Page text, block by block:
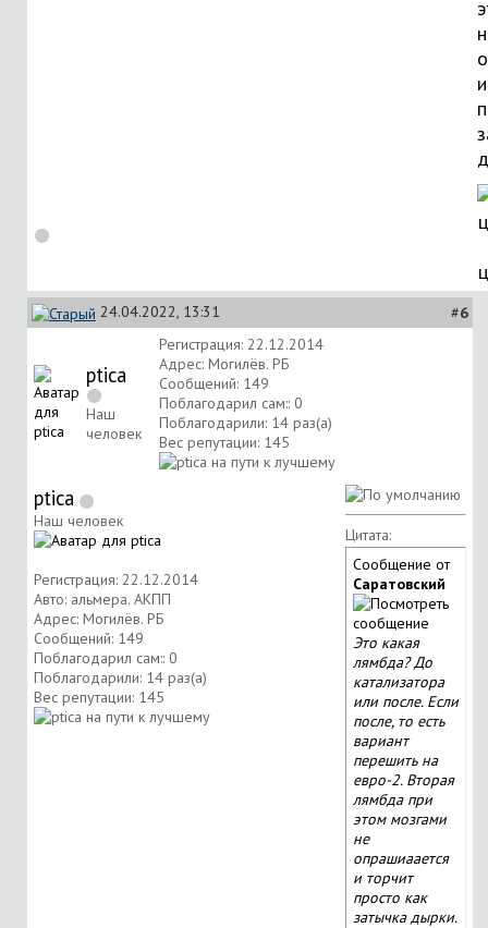
24.04.2022, 13:31 #6
ptica
Наш
человек
Регистрация: 22.12.2014
Адрес: Могилёв. РБ
Сообщений: 149
Поблагодарил сам:: 0
Поблагодарили: 14 раз(а)
Вес репутации: 145
ptica
Наш человек
Регистрация: 22.12.2014
Авто: альмера. АКПП
Адрес: Могилёв. РБ
Сообщений: 149
Поблагодарил сам:: 0
Поблагодарили: 14 раз(а)
Вес репутации: 145
Цитата:
Сообщение от
Саратовский
Это какая
лямбда? До
катализатора
или после. Если
после, то есть
вариант
перешить на
евро-2. Вторая
лямбда при
этом мозгами
не
опрашиаается
и торчит
просто как
затычка дырки.